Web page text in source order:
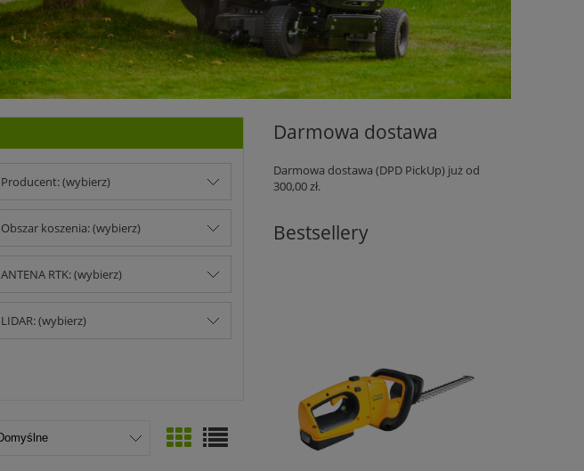
Producent: (wybierz)
Obszar koszenia: (wybierz)
ANTENA RTK: (wybierz)
LIDAR: (wybierz)
Darmowa dostawa
Darmowa dostawa (DPD PickUp) już od
300,00 zł.
Bestsellery